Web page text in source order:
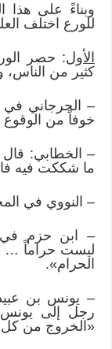
وبناءً على هذا
للورع اختلف
الأول: حصر
كثير من الناس،
– الجرجاني في
خوفاً من
– الخطابي:
ما شككت فيه
– النووي في
– ابن حزم في
ليست حراماً …
الحرام».
– يونس بن
رجل إلى يونس
«الخروج من كل